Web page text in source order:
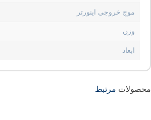
موج خروجی اینورتر
وزن
ابعاد
محصولات مرتبط